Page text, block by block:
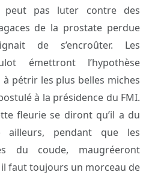
peut pas luter contre des
de la prostate perdue
de s’encroûter. Les
émettront l’hypothèse
à pétrir les plus belles miches
à la présidence du FMI.
fleurie se diront qu’il a du
pendant que les
du coude, maugréeront
il faut toujours un morceau de